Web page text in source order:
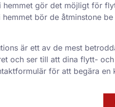
hemmet gör det möjligt för
bör de åtminstone
är ett av de mest
och ser till att dina flytt-
för att begära en